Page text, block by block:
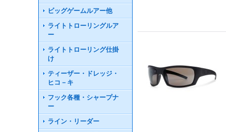
ビッグゲームルアー他
ライトトローリングルア
ー
ライトトローリング仕掛
け
ティーザー・ドレッジ・
ヒコ－キ
フック各種・シャープナ
ー
ライン・リーダー